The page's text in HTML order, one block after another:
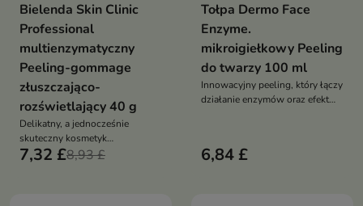
Bielenda Skin Clinic
Professional
multienzymatyczny
Peeling-gommage
złuszczająco-
rozświetlający 40 g
Delikatny, a jednocześnie
skuteczny kosmetyk
przeznaczony do odnowy i
7,32 £8,93 £
Tołpa Dermo Face
Enzyme.
mikroigiełkowy Peeling
do twarzy 100 ml
Innowacyjny peeling, który łączy
działanie enzymów oraz efekt
6,84 £